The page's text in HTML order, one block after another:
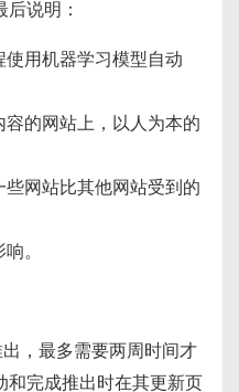
说明：
用机器学习模型自动
的网站上，以人为本的
网站比其他网站受到的
。
，最多需要两周时间才
和完成推出时在其更新页